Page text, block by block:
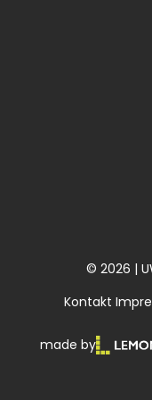
© 2026 |
Kontakt
made by